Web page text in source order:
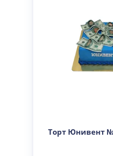
Торт Юнивент